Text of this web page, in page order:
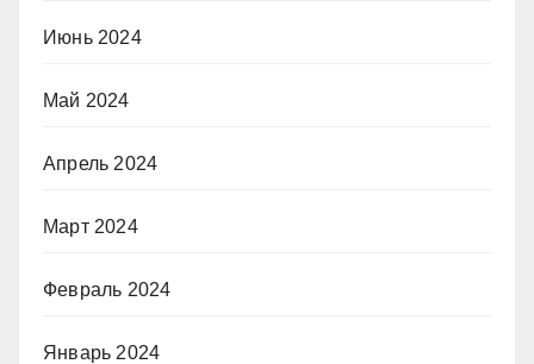
Июнь 2024
Май 2024
Апрель 2024
Март 2024
Февраль 2024
Январь 2024